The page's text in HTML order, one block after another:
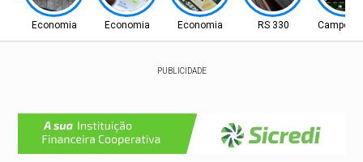
Economia Economia Economia RS 330 Campo
PUBLICIDADE